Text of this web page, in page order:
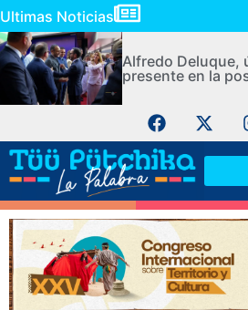
Ultimas Noticias
Alfredo Deluque,
presente en la